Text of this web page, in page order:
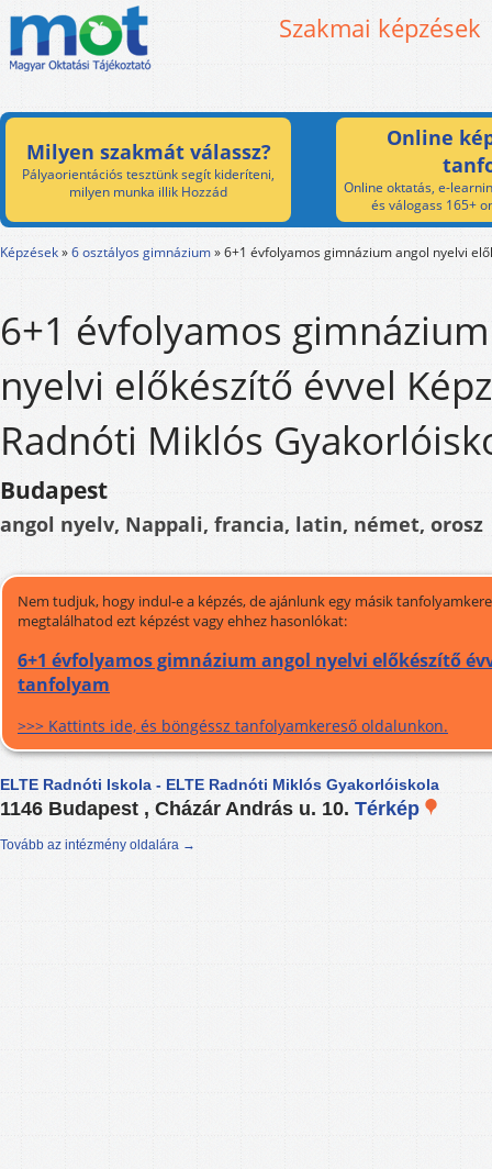
Szakmai képzések
Milyen szakmát válassz?
Pályaorientációs tesztünk segít kideríteni,
milyen munka illik Hozzád
Online
Online oktatás, e-
és válogass 165+
Képzések»6 osztályos gimnázium»6+1 évfolyamos gimnázium angol nyelvi
6+1 évfolyamos
nyelvi előkészítő évvel
Radnóti Miklós
Budapest
angol nyelv, Nappali, francia, latin, német, orosz
Nem tudjuk, hogy indul-e a képzés, de ajánlunk egy másik
megtalálhatod ezt képzést vagy ehhez hasonlókat:
6+1 évfolyamos gimnázium angol nyelvi előkészítő
tanfolyam
>>> Kattints ide, és böngéssz tanfolyamkereső oldalunkon.
ELTE Radnóti Iskola - ELTE Radnóti Miklós Gyakorlóiskola
1146 Budapest , Cházár András u. 10. Térkép
Tovább az intézmény oldalára →